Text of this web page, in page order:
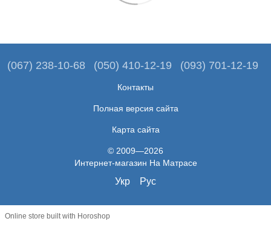
(067) 238-10-68 (050) 410-12-19 (093) 701-12-19
Контакты
Полная версия сайта
Карта сайта
© 2009—2026
Интернет-магазин На Матрасе
Укр Рус
Online store built with Horoshop